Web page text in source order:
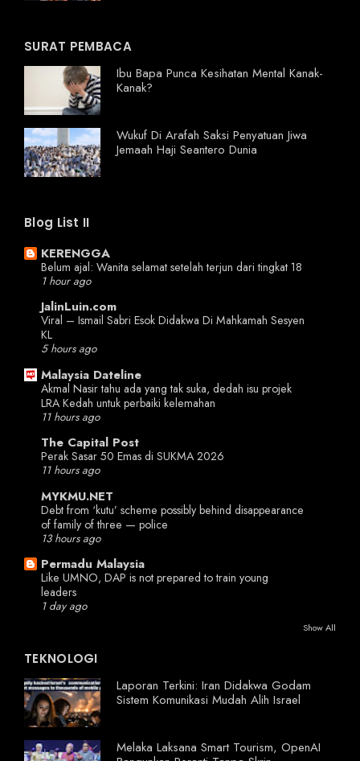
SURAT PEMBACA
Ibu Bapa Punca Kesihatan Mental Kanak-
Kanak?
Wukuf Di Arafah Saksi Penyatuan Jiwa
Jemaah Haji Seantero Dunia
Blog List II
KERENGGA
Belum ajal: Wanita selamat setelah terjun dari tingkat 18
1 hour ago
JalinLuin.com
Viral – Ismail Sabri Esok Didakwa Di Mahkamah Sesyen
KL
5 hours ago
Malaysia Dateline
Akmal Nasir tahu ada yang tak suka, dedah isu projek
LRA Kedah untuk perbaiki kelemahan
11 hours ago
The Capital Post
Perak Sasar 50 Emas di SUKMA 2026
11 hours ago
MYKMU.NET
Debt from ‘kutu’ scheme possibly behind disappearance
of family of three — police
13 hours ago
Permadu Malaysia
Like UMNO, DAP is not prepared to train young
leaders
1 day ago
Show All
TEKNOLOGI
Laporan Terkini: Iran Didakwa Godam
Sistem Komunikasi Mudah Alih Israel
Melaka Laksana Smart Tourism, OpenAI